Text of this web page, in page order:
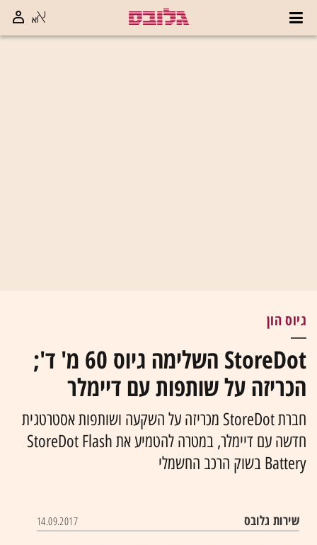
גיוס הון
StoreDot השלימה גיוס 60 מ' ד';
הכריזה על שותפות עם דיימלר
חברת StoreDot מכריזה על השקעה ושותפות אסטרטגית
חדשה עם דיימלר, במטרה להטמיע את StoreDot Flash
Battery בשוק הרכב החשמלי
שירות גלובס 14.09.2017